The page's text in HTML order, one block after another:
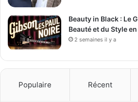
Beauty in Black : Le
Beauté et du Style
2 semaines il y a
Populaire Récent